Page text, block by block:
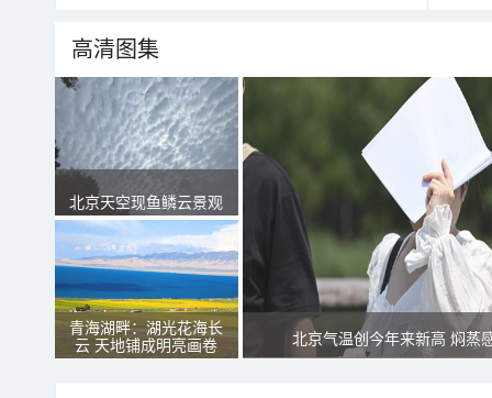
高清图集
北京天空现鱼鳞云景观
青海湖畔：湖光花海长
云 天地铺成明亮画卷
北京气温创今年来新高 焖蒸